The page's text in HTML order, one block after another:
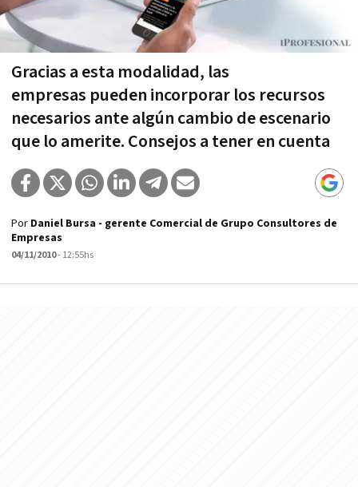
Gracias a esta modalidad, las
empresas pueden incorporar los recursos
necesarios ante algún cambio de escenario
que lo amerite. Consejos a tener en cuenta
Por Daniel Bursa - gerente Comercial de Grupo Consultores de
Empresas
04/11/2010- 12:55hs